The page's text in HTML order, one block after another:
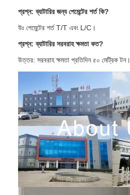
প্রশ্ন: ব্যাটারির জন্য পেমেন্টের শর্ত কি?
উঃ পেমেন্টের শর্ত T/T এবং L/C।
প্রশ্ন: ব্যাটারির সরবরাহ ক্ষমতা কত?
উত্তর: সরবরাহ ক্ষমতা প্রতিদিন ৫০ মেট্রিক টন।